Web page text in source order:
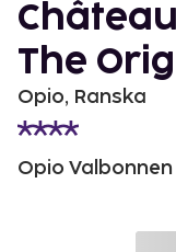
The
Opio, Ranska
Opio